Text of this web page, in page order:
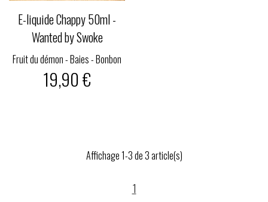
E-liquide Chappy 50ml -
Wanted by Swoke
Fruit du démon - Baies - Bonbon
19,90 €
Affichage 1-3 de 3 article(s)
1